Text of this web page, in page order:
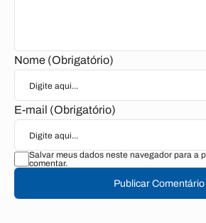
Nome (Obrigatório)
E-mail (Obrigatório)
Salvar meus dados neste navegador para a
comentar.
Publicar Comentário